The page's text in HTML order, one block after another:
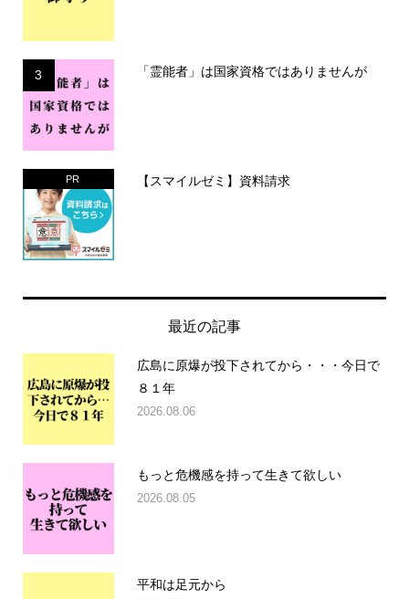
3 「霊能者」は国家資格ではありませんが
PR 【スマイルゼミ】資料請求
最近の記事
広島に原爆が投下されてから・・・今日で
８１年
2026.08.06
もっと危機感を持って生きて欲しい
2026.08.05
平和は足元から